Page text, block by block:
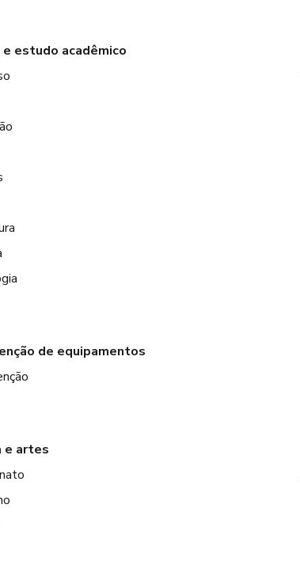
e estudo acadêmico
de equipamentos
e artes